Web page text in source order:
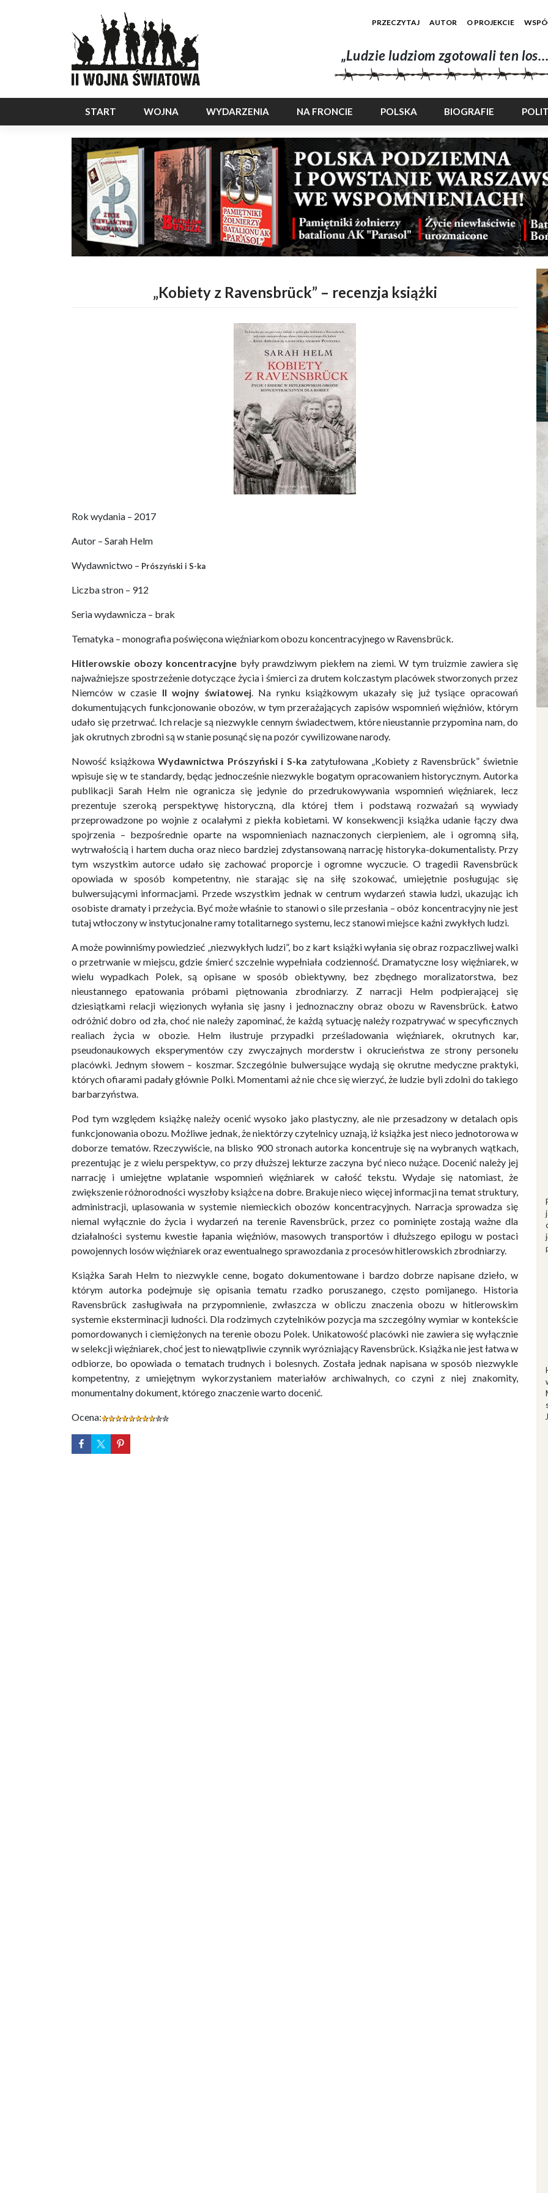
PRZECZYTAJ AUTOR O PROJEKCIE
„Ludzie ludziom zgotowali ten
START WOJNA WYDARZENIA NA FRONCIE POLSKA BIOGRAFIE
„Kobiety z Ravensbrück” – recenzja książki
Rok wydania – 2017
Autor – Sarah Helm
Wydawnictwo – Prószyński i S-ka
Liczba stron – 912
Seria wydawnicza – brak
Tematyka – monografia poświęcona więźniarkom obozu koncentracyjnego w Ravensbrück.
Hitlerowskie obozy koncentracyjne były prawdziwym piekłem na ziemi. W tym truizmie zawiera się
najważniejsze spostrzeżenie dotyczące życia i śmierci za drutem kolczastym placówek stworzonych przez
Niemców w czasie II wojny światowej. Na rynku książkowym ukazały się już tysiące opracowań
dokumentujących funkcjonowanie obozów, w tym przerażających zapisów wspomnień więźniów, którym
udało się przetrwać. Ich relacje są niezwykle cennym świadectwem, które nieustannie przypomina nam, do
jak okrutnych zbrodni są w stanie posunąć się na pozór cywilizowane narody.
Nowość książkowaWydawnictwa Prószyński i S-ka zatytułowana „Kobiety z Ravensbrück” świetnie
wpisuje się w te standardy, będąc jednocześnie niezwykle bogatym opracowaniem historycznym. Autorka
publikacji Sarah Helm nie ogranicza się jedynie do przedrukowywania wspomnień więźniarek, lecz
prezentuje szeroką perspektywę historyczną, dla której tłem i podstawą rozważań są wywiady
przeprowadzone po wojnie z ocalałymi z piekła kobietami. W konsekwencji książka udanie łączy dwa
spojrzenia – bezpośrednie oparte na wspomnieniach naznaczonych cierpieniem, ale i ogromną siłą,
wytrwałością i hartem ducha oraz nieco bardziej zdystansowaną narrację historyka-dokumentalisty. Przy
tym wszystkim autorce udało się zachować proporcje i ogromne wyczucie. O tragedii Ravensbrück
opowiada w sposób kompetentny, nie starając się na siłę szokować, umiejętnie posługując się
bulwersującymi informacjami. Przede wszystkim jednak w centrum wydarzeń stawia ludzi, ukazując ich
osobiste dramaty i przeżycia. Być może właśnie to stanowi o sile przesłania – obóz koncentracyjny nie jest
tutaj wtłoczony w instytucjonalne ramy totalitarnego systemu, lecz stanowi miejsce kaźni zwykłych ludzi.
A może powinniśmy powiedzieć „niezwykłych ludzi”, bo z kart książki wyłania się obraz rozpaczliwej walki
o przetrwanie w miejscu, gdzie śmierć szczelnie wypełniała codzienność. Dramatyczne losy więźniarek, w
wielu wypadkach Polek, są opisane w sposób obiektywny, bez zbędnego moralizatorstwa, bez
nieustannego epatowania próbami piętnowania zbrodniarzy. Z narracji Helm podpierającej się
dziesiątkami relacji więzionych wyłania się jasny i jednoznaczny obraz obozu w Ravensbrück. Łatwo
odróżnić dobro od zła, choć nie należy zapominać, że każdą sytuację należy rozpatrywać w specyficznych
realiach życia w obozie. Helm ilustruje przypadki prześladowania więźniarek, okrutnych kar,
pseudonaukowych eksperymentów czy zwyczajnych morderstw i okrucieństwa ze strony personelu
placówki. Jednym słowem – koszmar. Szczególnie bulwersujące wydają się okrutne medyczne praktyki,
których ofiarami padały głównie Polki. Momentami aż nie chce się wierzyć, że ludzie byli zdolni do takiego
barbarzyństwa.
Pod tym względem książkę należy ocenić wysoko jako plastyczny, ale nie przesadzony w detalach opis
funkcjonowania obozu. Możliwe jednak, że niektórzy czytelnicy uznają, iż książka jest nieco jednotorowa w
doborze tematów. Rzeczywiście, na blisko 900 stronach autorka koncentruje się na wybranych wątkach,
prezentując je z wielu perspektyw, co przy dłuższej lekturze zaczyna być nieco nużące. Docenić należy jej
narrację i umiejętne wplatanie wspomnień więźniarek w całość tekstu. Wydaje się natomiast, że
zwiększenie różnorodności wyszłoby książce na dobre. Brakuje nieco więcej informacji na temat struktury,
administracji, uplasowania w systemie niemieckich obozów koncentracyjnych. Narracja sprowadza się
niemal wyłącznie do życia i wydarzeń na terenie Ravensbrück, przez co pominięte zostają ważne dla
działalności systemu kwestie łapania więźniów, masowych transportów i dłuższego epilogu w postaci
powojennych losów więźniarek oraz ewentualnego sprawozdania z procesów hitlerowskich zbrodniarzy.
Książka Sarah Helm to niezwykle cenne, bogato dokumentowane i bardzo dobrze napisane dzieło, w
którym autorka podejmuje się opisania tematu rzadko poruszanego, często pomijanego. Historia
Ravensbrück zasługiwała na przypomnienie, zwłaszcza w obliczu znaczenia obozu w hitlerowskim
systemie eksterminacji ludności. Dla rodzimych czytelników pozycja ma szczególny wymiar w kontekście
pomordowanych i ciemiężonych na terenie obozu Polek. Unikatowość placówki nie zawiera się wyłącznie
w selekcji więźniarek, choć jest to niewątpliwie czynnik wyrózniający Ravensbrück. Książka nie jest łatwa w
odbiorze, bo opowiada o tematach trudnych i bolesnych. Została jednak napisana w sposób niezwykle
kompetentny, z umiejętnym wykorzystaniem materiałów archiwalnych, co czyni z niej znakomity,
monumentalny dokument, którego znaczenie warto docenić.
Ocena: